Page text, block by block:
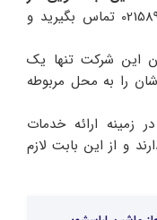
کافیست تا با شماره 02158941 تماس بگیرید و
این شرکت تنها یک
را به محل مربوطه
زمینه ارائه خدمات
و از این بابت لازم